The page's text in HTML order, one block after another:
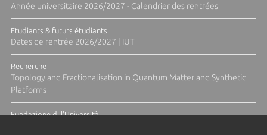
Année universitaire 2026/2027 - Calendrier des rentrées
Etudiants & futurs étudiants
Dates de rentrée 2026/2027 | IUT
Recherche
Topology and Fractionalisation in Quantum Matter and Synthetic
Platforms
Fundazione di l'Università